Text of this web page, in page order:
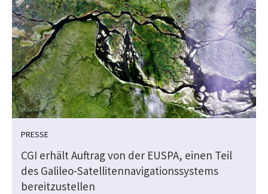
PRESSE
CGI erhält Auftrag von der EUSPA, einen Teil
des Galileo-Satellitennavigationssystems
bereitzustellen